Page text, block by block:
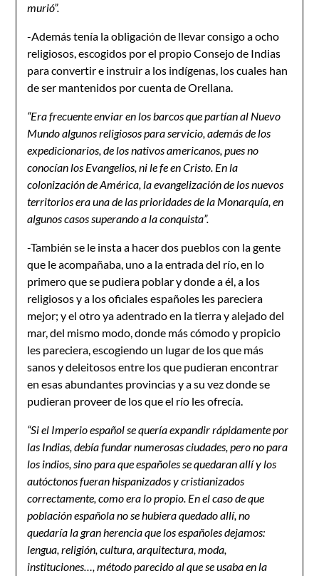
murió”.
-Además tenía la obligación de llevar consigo a ocho
religiosos, escogidos por el propio Consejo de Indias
para convertir e instruir a los indígenas, los cuales han
de ser mantenidos por cuenta de Orellana.
“Era frecuente enviar en los barcos que partían al Nuevo
Mundo algunos religiosos para servicio, además de los
expedicionarios, de los nativos americanos, pues no
conocían los Evangelios, ni le fe en Cristo. En la
colonización de América, la evangelización de los nuevos
territorios era una de las prioridades de la Monarquía, en
algunos casos superando a la conquista”.
-También se le insta a hacer dos pueblos con la gente
que le acompañaba, uno a la entrada del río, en lo
primero que se pudiera poblar y donde a él, a los
religiosos y a los oficiales españoles les pareciera
mejor; y el otro ya adentrado en la tierra y alejado del
mar, del mismo modo, donde más cómodo y propicio
les pareciera, escogiendo un lugar de los que más
sanos y deleitosos entre los que pudieran encontrar
en esas abundantes provincias y a su vez donde se
pudieran proveer de los que el río les ofrecía.
“Si el Imperio español se quería expandir rápidamente por
las Indias, debía fundar numerosas ciudades, pero no para
los indios, sino para que españoles se quedaran allí y los
autóctonos fueran hispanizados y cristianizados
correctamente, como era lo propio. En el caso de que
población española no se hubiera quedado allí, no
quedaría la gran herencia que los españoles dejamos:
lengua, religión, cultura, arquitectura, moda,
instituciones…, método parecido al que se usaba en la